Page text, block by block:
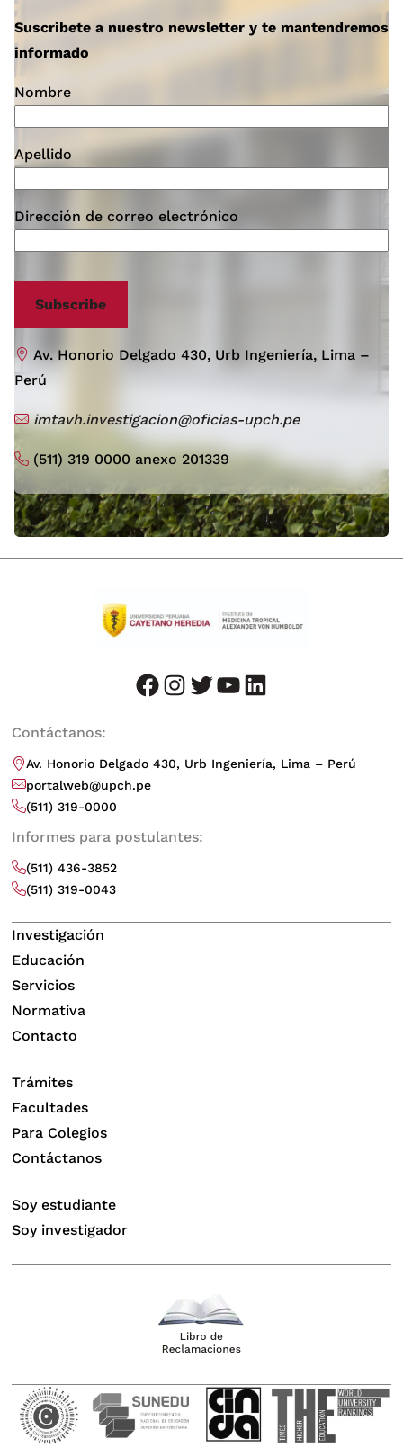
Suscribete a nuestro newsletter y te mantendremos
informado
Nombre
Apellido
Dirección de correo electrónico
Subscribe
Av. Honorio Delgado 430, Urb Ingeniería, Lima –
Perú
imtavh.investigacion@oficias-upch.pe
(511) 319 0000 anexo 201339
facebook instagram twitter youtube LinkedIn
Contáctanos:
Av. Honorio Delgado 430, Urb Ingeniería, Lima – Perú
portalweb@upch.pe
(511) 319-0000
Informes para postulantes:
(511) 436-3852
(511) 319-0043
Investigación
Educación
Servicios
Normativa
Contacto
Trámites
Facultades
Para Colegios
Contáctanos
Soy estudiante
Soy investigador